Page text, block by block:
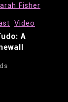
Fisher
Video
A